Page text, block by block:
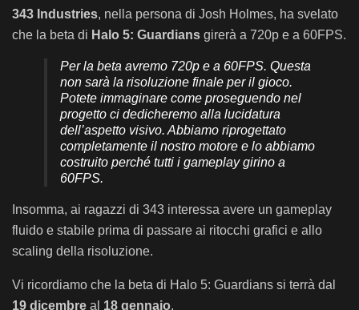
343 Industries, nella persona di Josh Holmes, ha svelato
che la beta di Halo 5: Guardians girerà a 720p e a 60FPS.
Per la beta avremo 720p e a 60FPS. Questa
non sarà la risoluzione finale per il gioco.
Potete immaginare come proseguendo nel
progetto ci dedicheremo alla lucidatura
dell’aspetto visivo. Abbiamo riprogettato
completamente il nostro motore e lo abbiamo
costruito perché tutti i gameplay girino a
60FPS.
Insomma, ai ragazzi di 343 interessa avere un gameplay
fluido e stabile prima di passare ai ritocchi grafici e allo
scaling della risoluzione.
Vi ricordiamo che la beta di Halo 5: Guardians si terrà dal
19 dicembre al 18 gennaio.